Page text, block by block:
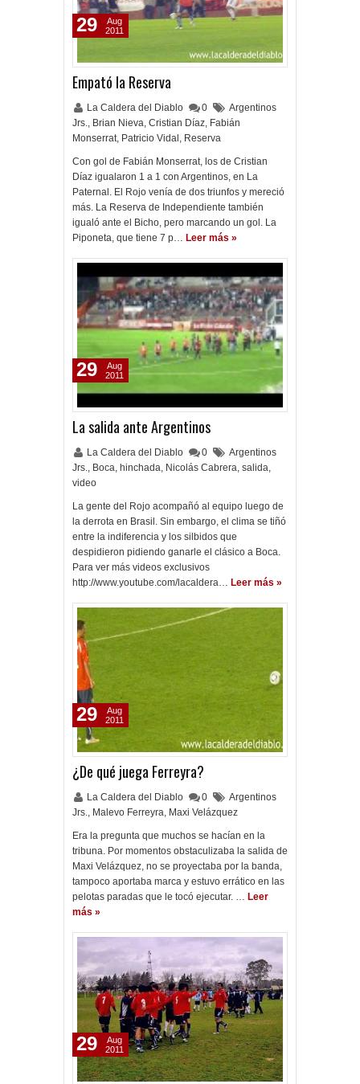
Empató la Reserva
La Caldera del Diablo 0
Argentinos
Jrs., Brian Nieva, Cristian Díaz, Fabián
Monserrat, Patricio Vidal , Reserva
Con gol de Fabián Monserrat, los de Cristian
Díaz igualaron 1 a 1 con Argentinos, en La
Paternal. El Rojo venía de dos triunfos y mereció
más. La Reserva de Independiente también
igualó ante el Bicho, pero marcando un gol. La
Piponeta, que tiene 7 p… Leer más »
29
Aug
2011
La salida ante Argentinos
La Caldera del Diablo 0
Argentinos
Jrs., Boca, hinchada, Nicolás Cabrera, salida,
video
La gente del Rojo acompañó al equipo luego de
la derrota en Brasil. Sin embargo, el clima se tiñó
entre la indiferencia y los silbidos que
despidieron pidiendo ganarle el clásico a Boca.
Para ver más videos exclusivos
http://www.youtube.com/lacaldera… Leer más »
29
Aug
2011
¿De qué juega Ferreyra?
La Caldera del Diablo 0
Argentinos
Jrs., Malevo Ferreyra, Maxi Velázquez
Era la pregunta que muchos se hacían en la
tribuna. Por momentos obstaculizaba la salida de
Maxi Velázquez, no se proyectaba por la banda,
tampoco aportaba marca y estuvo errático en las
pelotas paradas que le tocó ejecutar. … Leer
más »
29
Aug
2011
29
Aug
2011